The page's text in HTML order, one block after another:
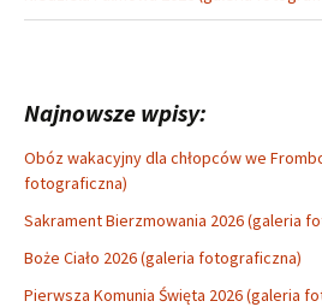
Najnowsze wpisy:
Obóz wakacyjny dla chłopców we
fotograficzna)
Sakrament Bierzmowania 2026 (galeria
Boże Ciało 2026 (galeria fotograficzna)
Pierwsza Komunia Święta 2026 (galeria